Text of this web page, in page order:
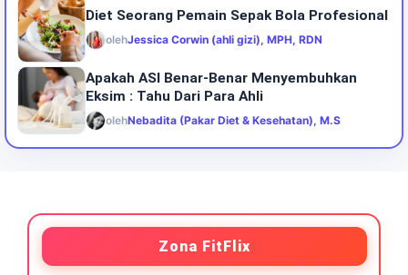
Diet Seorang Pemain Sepak Bola Profesional
olehJessica Corwin (ahli gizi), MPH, RDN
Apakah ASI Benar-Benar Menyembuhkan
Eksim : Tahu Dari Para Ahli
olehNebadita (Pakar Diet & Kesehatan), M.S
Zona FitFlix